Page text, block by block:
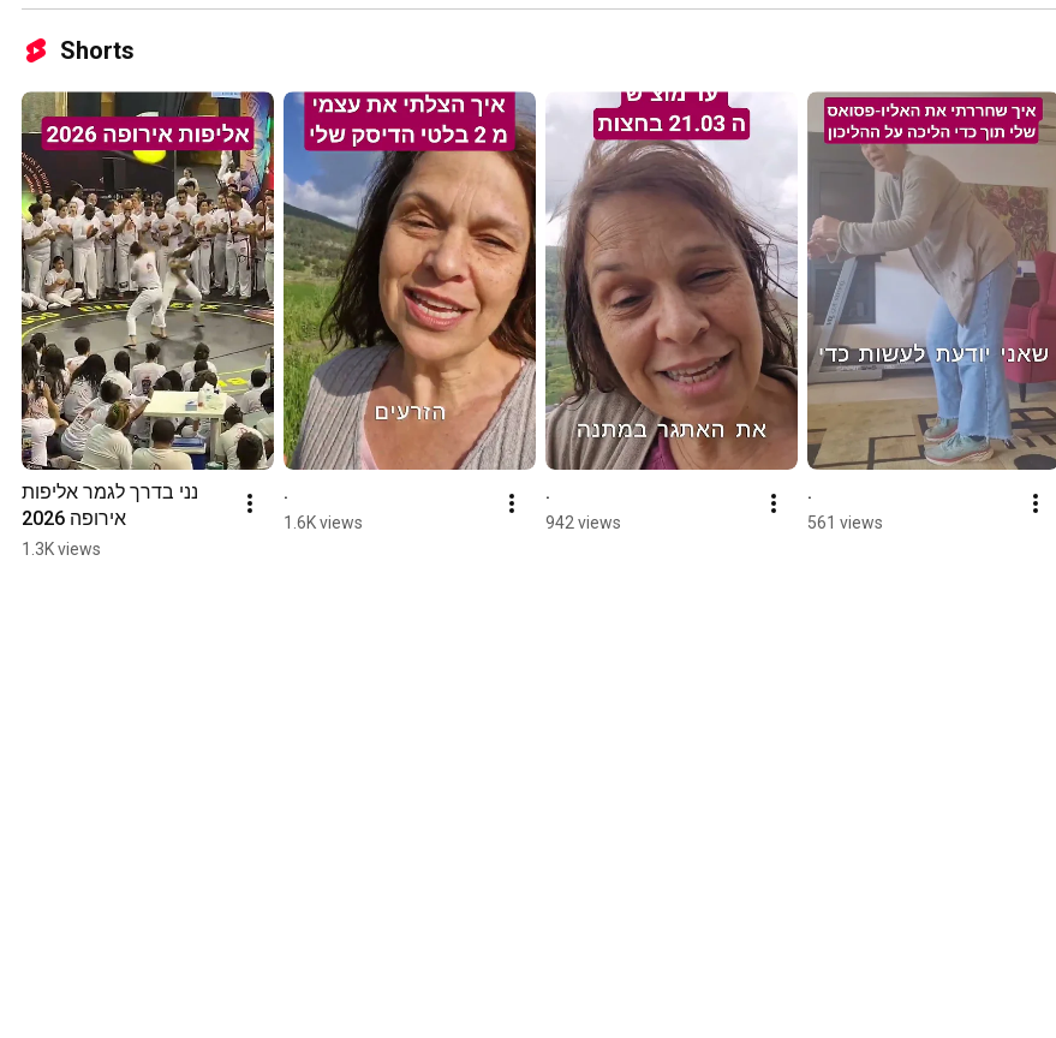
Shorts
נני בדרך לגמר אליפות
אירופה 2026
1.3K views
.
1.6K views
.
942 views
.
561 views